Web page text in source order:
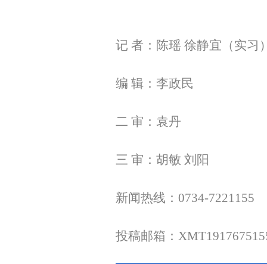
记 者：陈瑶 徐静宜（实习
编 辑：李政民
二 审：袁丹
三 审：胡敏 刘阳
新闻热线：0734-7221155
投稿邮箱：